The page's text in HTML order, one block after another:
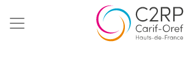
Aller
au
contenu